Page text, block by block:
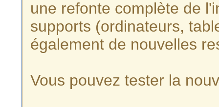
une refonte complète de
supports (ordinateurs,
également de nouvelles
Vous pouvez tester la